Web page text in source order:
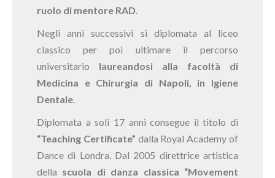
ruolo di mentore RAD
Negli anni successivi si diplomata al liceo
classico per poi ultimare il percorso
universitario laureandosi alla facoltà di
Medicina e Chirurgia di Napoli, in Igiene
Dentale
Diplomata a soli 17 anni consegue il titolo di
“Teaching Certificate” dalla Royal Academy of
Dance di Londra. Dal 2005 direttrice artistica
della scuola di danza classica “Movement